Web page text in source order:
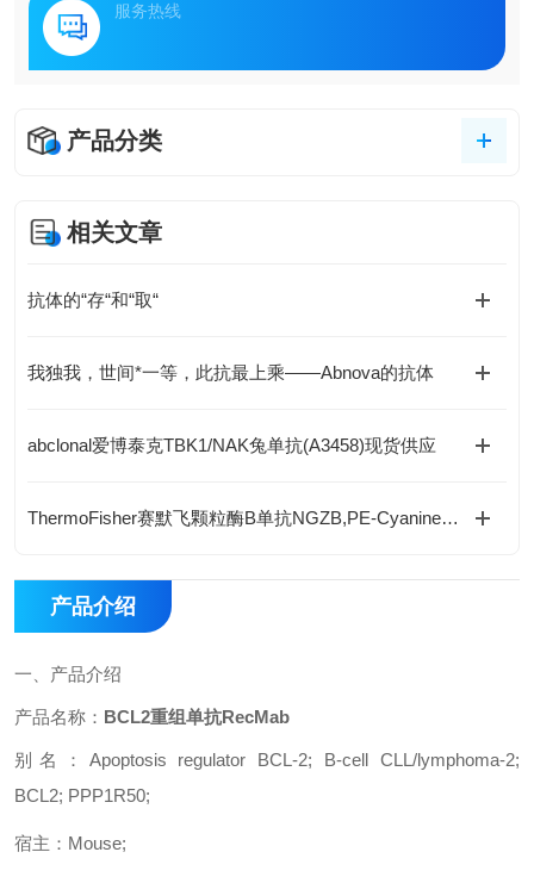
服务热线
产品分类
相关文章
抗体的“存“和“取“
我独我，世间*一等，此抗最上乘——Abnova的抗体
abclonal爱博泰克TBK1/NAK兔单抗(A3458)现货供应
ThermoFisher赛默飞颗粒酶B单抗NGZB,PE-Cyanine7(25-8898-82)产品介绍
产品介绍
一、 产品介绍
产品名称： BCL2重组单抗RecMab
别名： Apoptosis regulator BCL-2; B-cell CLL/lymphoma-2;
BCL2; PPP1R50;
宿主： Mouse;